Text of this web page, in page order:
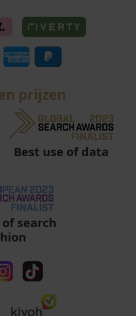
prijzen
Best use of data
search